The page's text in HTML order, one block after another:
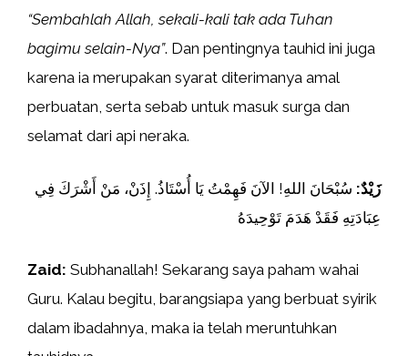
“Sembahlah Allah, sekali-kali tak ada Tuhan
bagimu selain-Nya”. Dan pentingnya tauhid ini juga
karena ia merupakan syarat diterimanya amal
perbuatan, serta sebab untuk masuk surga dan
selamat dari api neraka.
زَيْدٌ: سُبْحَانَ اللهِ! الآنَ فَهِمْتُ يَا أُسْتَاذُ. إِذَنْ، مَنْ أَشْرَكَ فِي
عِبَادَتِهِ فَقَدْ هَدَمَ تَوْحِيدَهُ
Zaid: Subhanallah! Sekarang saya paham wahai
Guru. Kalau begitu, barangsiapa yang berbuat syirik
dalam ibadahnya, maka ia telah meruntuhkan